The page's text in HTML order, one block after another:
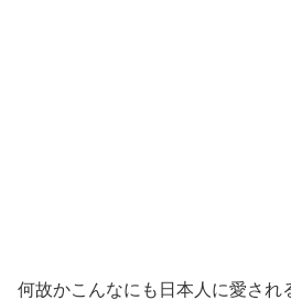
何故かこんなにも日本人に愛され